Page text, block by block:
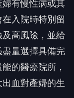
有慢性病或其
入院時特別留
高風險，並給
量選擇具備完
的醫療院所，
血對產婦的生